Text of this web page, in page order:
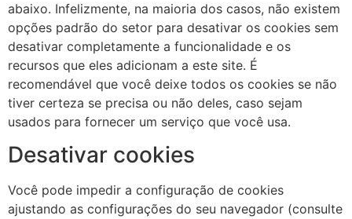
abaixo. Infelizmente, na maioria dos casos, não existem
opções padrão do setor para desativar os cookies sem
desativar completamente a funcionalidade e os
recursos que eles adicionam a este site. É
recomendável que você deixe todos os cookies se não
tiver certeza se precisa ou não deles, caso sejam
usados ​​para fornecer um serviço que você usa.
Desativar cookies
Você pode impedir a configuração de cookies
ajustando as configurações do seu navegador (consulte